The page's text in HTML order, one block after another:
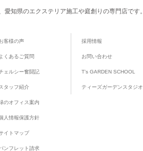
知県のエクステリア施工や庭創りの専門店です。
客様の声
よくあるご質問
ェルシー奮闘記
タッフ紹介
のオフィス案内
人情報保護方針
イトマップ
ンフレット請求
採用情報
お問い合わせ
T’s GARDEN SCHOOL
ティーズガーデンスタジオ